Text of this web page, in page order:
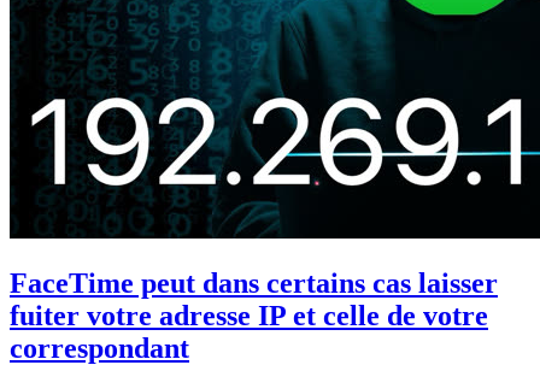
FaceTime peut dans certains cas laisser
fuiter votre adresse IP et celle de votre
correspondant